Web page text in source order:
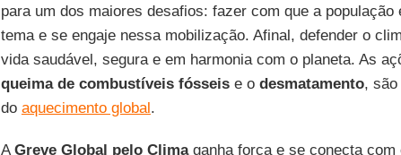
para um dos maiores desafios: fazer com que a população
tema e se engaje nessa mobilização. Afinal, defender o
vida saudável, segura e em harmonia com o planeta. As
queima de combustíveis fósseise o desmatamento, são
do aquecimento global.
AGreve Global pelo Climaganha força e se conecta com